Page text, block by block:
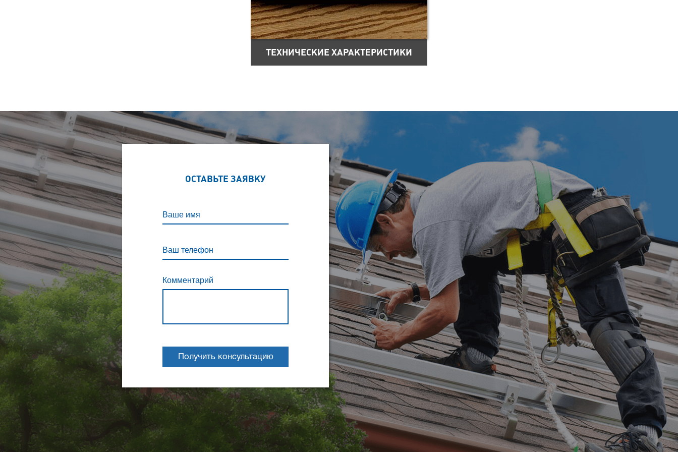
ТЕХНИЧЕСКИЕ ХАРАКТЕРИСТИКИ
ОСТАВЬТЕ ЗАЯВКУ
Ваше имя
Ваш телефон
Комментарий
Получить консультацию